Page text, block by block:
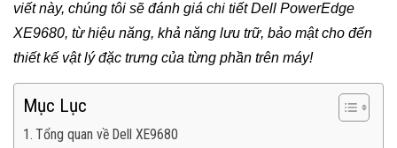
viết này, chúng tôi sẽ đánh giá chi tiết Dell PowerEdge
XE9680, từ hiệu năng, khả năng lưu trữ, bảo mật cho đến
thiết kế vật lý đặc trưng của từng phần trên máy!
Mục Lục
Tổng quan về Dell XE9680